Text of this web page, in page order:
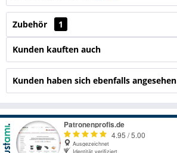
Zubehör 1
Kunden kauften auch
Kunden haben sich ebenfalls angesehen